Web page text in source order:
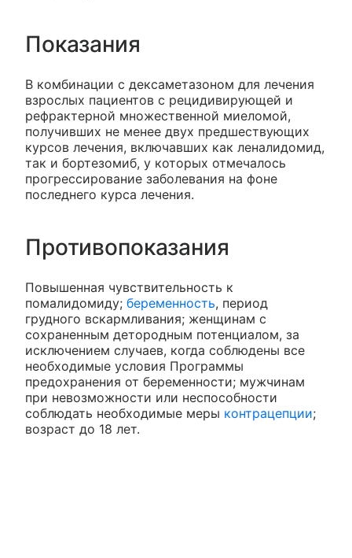
Показания
В комбинации с дексаметазоном для лечения
взрослых пациентов с рецидивирующей и
рефрактерной множественной миеломой,
получивших не менее двух предшествующих
курсов лечения, включавших как леналидомид,
так и бортезомиб, у которых отмечалось
прогрессирование заболевания на фоне
последнего курса лечения.
Противопоказания
Повышенная чувствительность к
помалидомиду; беременность, период
грудного вскармливания; женщинам с
сохраненным детородным потенциалом, за
исключением случаев, когда соблюдены все
необходимые условия Программы
предохранения от беременности; мужчинам
при невозможности или неспособности
соблюдать необходимые меры контрацепции;
возраст до 18 лет.